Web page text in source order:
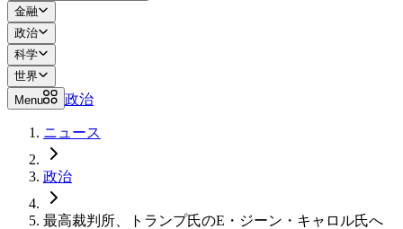
金融
政治
科学
世界
Menu
政治
ニュース
政治
最高裁判所、トランプ氏のE・ジーン・キャロル氏へ